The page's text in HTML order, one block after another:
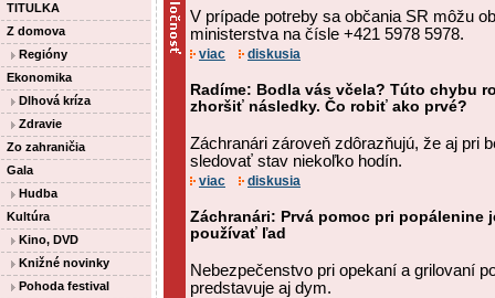
TITULKA
Z domova
Regióny
Ekonomika
Dlhová kríza
Zdravie
Zo zahraničia
Gala
Hudba
Kultúra
Kino, DVD
Knižné novinky
Pohoda festival
V prípade potreby sa občania SR môžu
ministerstva na čísle +421 5978 5978.
viac diskusia
Radíme: Bodla vás včela? Túto chybu
zhoršiť následky. Čo robiť ako prvé?
Záchranári zároveň zdôrazňujú, že aj pri
sledovať stav niekoľko hodín.
viac diskusia
Záchranári: Prvá pomoc pri popálenine
používať ľad
Nebezpečenstvo pri opekaní a grilovaní
predstavuje aj dym.